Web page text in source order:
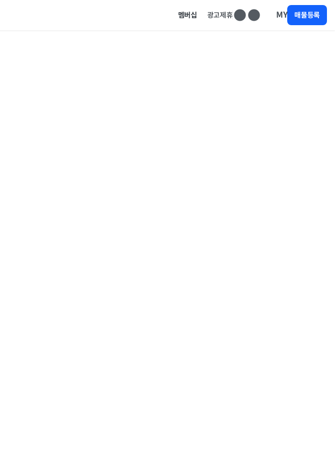
멤버십 광고제휴 MY 매물등록